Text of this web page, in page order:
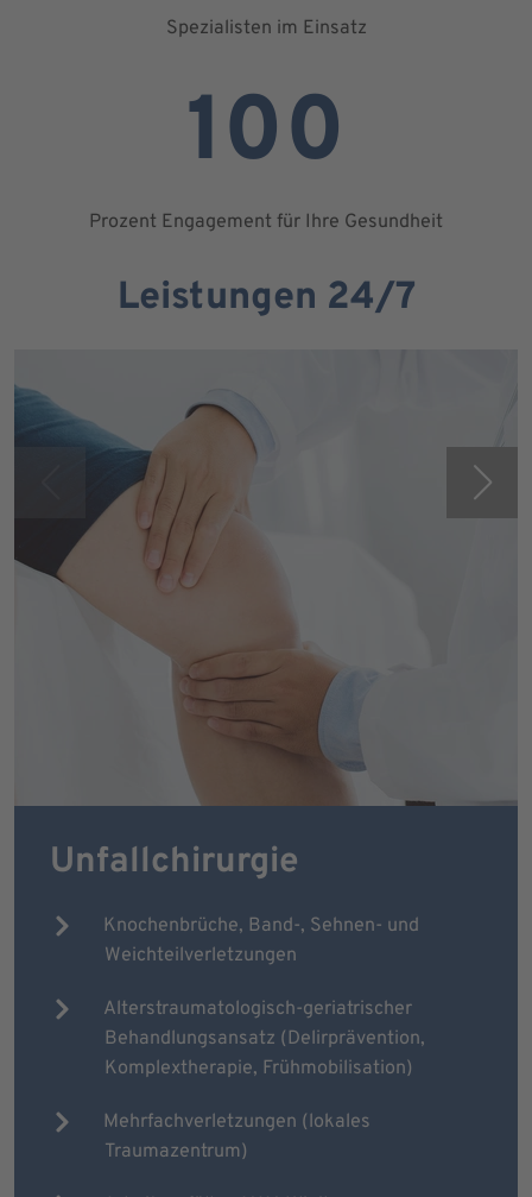
Spezialisten im Einsatz
100
Prozent Engagement für Ihre Gesundheit
Leistungen 24/7
Unfallchirurgie
Knochenbrüche, Band-, Sehnen- und
Weichteilverletzungen
Alterstraumatologisch-geriatrischer
Behandlungsansatz (Delirprävention,
Komplextherapie, Frühmobilisation)
Mehrfachverletzungen (lokales
Traumazentrum)